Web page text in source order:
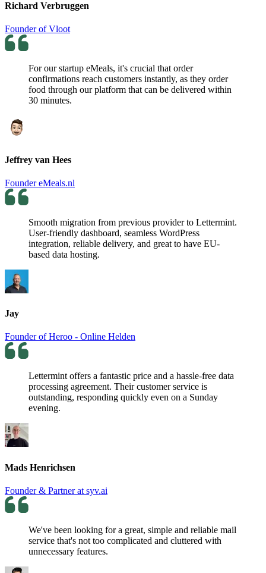
Richard Verbruggen
Founder of Vloot
For our startup eMeals, it's crucial that order
confirmations reach customers instantly, as they order
food through our platform that can be delivered within
30 minutes.
Jeffrey van Hees
Founder eMeals.nl
Smooth migration from previous provider to Lettermint.
User-friendly dashboard, seamless WordPress
integration, reliable delivery, and great to have EU-
based data hosting.
Jay
Founder of Heroo - Online Helden
Lettermint offers a fantastic price and a hassle-free data
processing agreement. Their customer service is
outstanding, responding quickly even on a Sunday
evening.
Mads Henrichsen
Founder & Partner at syv.ai
We've been looking for a great, simple and reliable mail
service that's not too complicated and cluttered with
unnecessary features.